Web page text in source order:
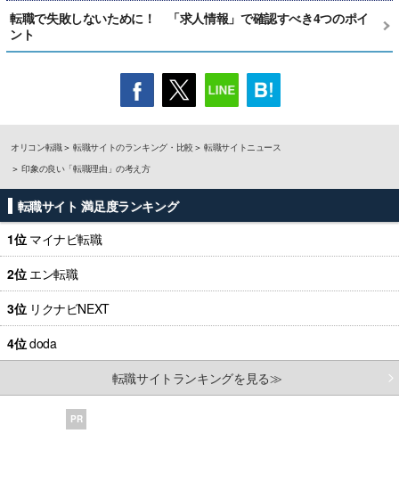
転職で失敗しないために！ 「求人情報」で確認すべき4つのポイ
ント
オリコン転職 転職サイトのランキング・比較
転職サイトニュース
印象の良い「転職理由」の考え方
転職サイト 満足度ランキング
1位 マイナビ転職
2位 エン転職
3位 リクナビNEXT
4位doda
転職サイトランキングを見る≫
PR